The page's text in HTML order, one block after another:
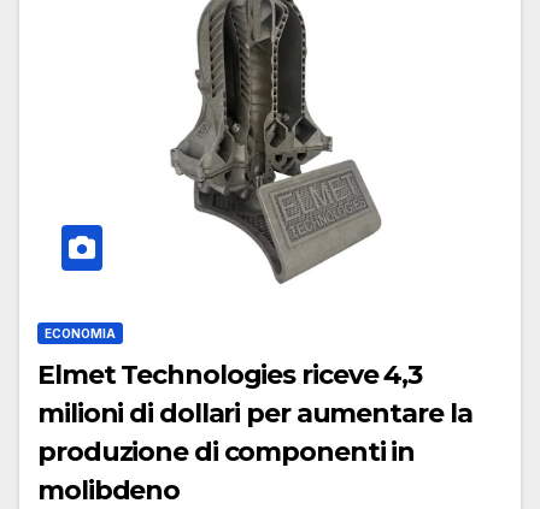
ECONOMIA
Elmet Technologies riceve 4,3
milioni di dollari per aumentare la
produzione di componenti in
molibdeno